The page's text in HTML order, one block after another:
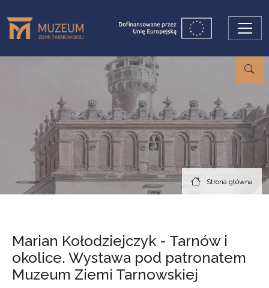
Strona główna
Marian Kołodziejczyk - Tarnów i
okolice. Wystawa pod patronatem
Muzeum Ziemi Tarnowskiej